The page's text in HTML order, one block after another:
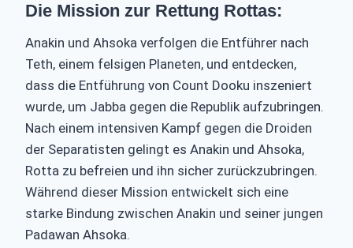
Die Mission zur Rettung Rottas:
Anakin und Ahsoka verfolgen die Entführer nach
Teth, einem felsigen Planeten, und entdecken,
dass die Entführung von Count Dooku inszeniert
wurde, um Jabba gegen die Republik aufzubringen.
Nach einem intensiven Kampf gegen die Droiden
der Separatisten gelingt es Anakin und Ahsoka,
Rotta zu befreien und ihn sicher zurückzubringen.
Während dieser Mission entwickelt sich eine
starke Bindung zwischen Anakin und seiner jungen
Padawan Ahsoka.